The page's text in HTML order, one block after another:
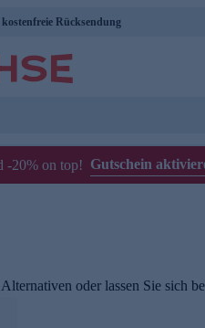
kostenfreie Rücksendung
-20% on top! Gutschein
oder lassen Sie sich